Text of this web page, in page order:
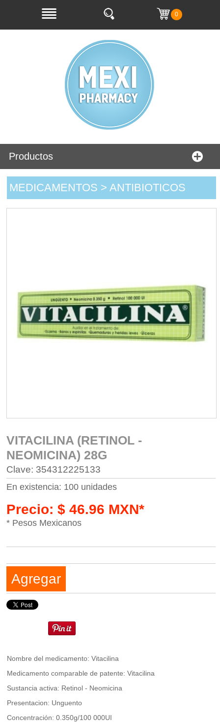
0
Productos
MEDICAMENTOS > ANTIBIOTICOS
VITACILINA (RETINOL -
NEOMICINA) 28G
Clave: 354312225133
En existencia: 100 unidades
Precio: $ 46.96 MXN*
* Pesos Mexicanos
Agregar
Nombre del medicamento: Vitacilina
Medicamento comparable de patente: Vitacilina
Sustancia activa: Retinol - Neomicina
Presentacion: Unguento
Concentración: 0.350g/100 000UI